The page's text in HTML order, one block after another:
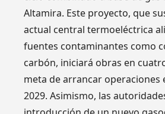
Altamira. Este proyecto, que
actual central termoeléctrica
fuentes contaminantes como
carbón, iniciará obras en
meta de arrancar operaciones
2029. Asimismo, las